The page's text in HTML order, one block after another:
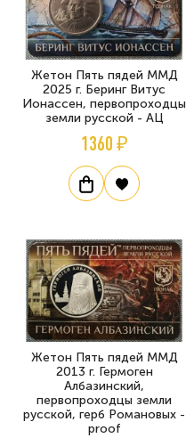
Жетон Пять пядей ММД
2025 г. Беринг Витус
Ионассен, первопроходцы
земли русской - АЦ
1360 ₽
Жетон Пять пядей ММД
2013 г. Гермоген
Албазинский,
первопроходцы земли
русской, герб Романовых -
proof